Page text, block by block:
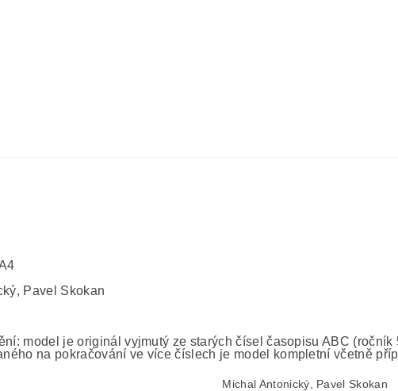
Pavel Skokan
model je originál vyjmutý ze starých čísel časopisu ABC (ročník
na pokračování ve více číslech je model kompletní včetně
Michal Antonický, Pavel Skokan